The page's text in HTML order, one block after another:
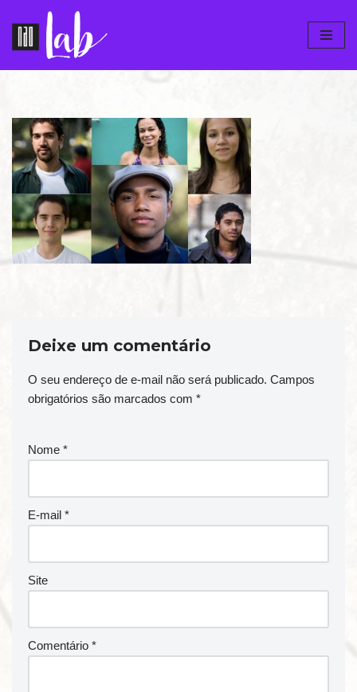
Pular
Deixe um comentário
O seu endereço de e-mail não será publicado. Campos
obrigatórios são marcados com *
Nome *
E-mail *
Site
Comentário *